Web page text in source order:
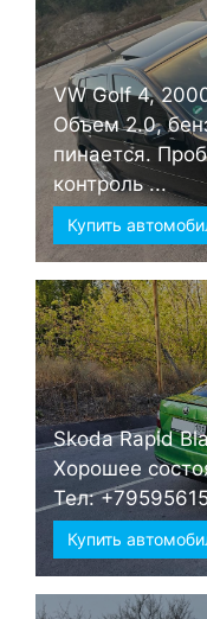
VW Golf 4,
Объем 2.0,
пинается.
контроль ...
Купить
Skoda Rapid
Хорошее
Тел:
Купить